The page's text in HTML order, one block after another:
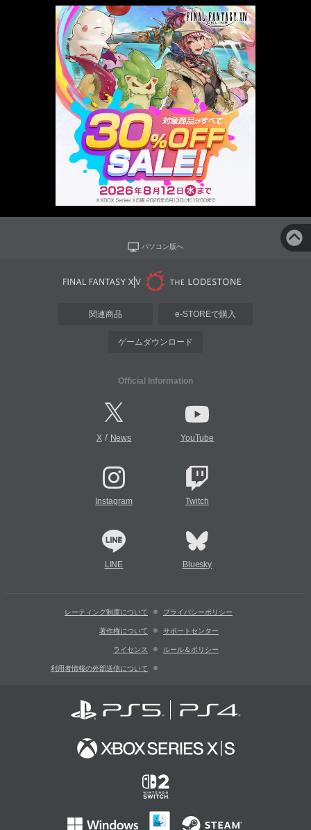
パソコン版へ
関連商品 e-STOREで購入
ゲームダウンロード
Official Information
X/ News YouTube
Instagram Twitch
LINE Bluesky
レーティング制度について プライバシーポリシー
著作権について サポートセンター
ライセンス ルール＆ポリシー
利用者情報の外部送信について